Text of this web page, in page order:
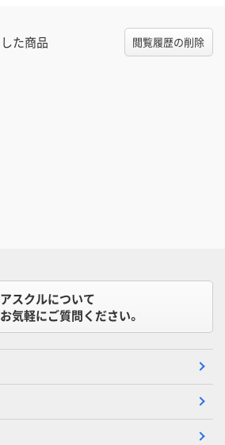
た商品 閲覧履歴の削除
アスクルについて
お気軽にご質問ください。